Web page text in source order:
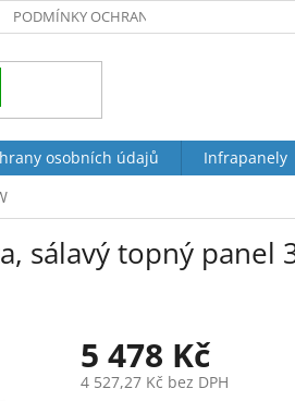
PODMÍNKY OCHRANY OSOBNÍCH ÚDAJŮ
osobních údajů Infrapanely
sálavý topný panel
5 478 Kč
4 527,27 Kč bez DPH